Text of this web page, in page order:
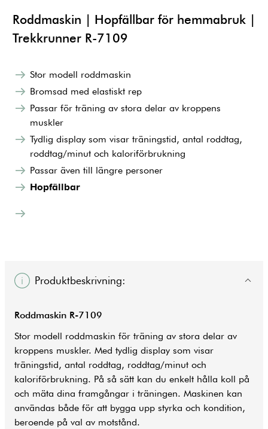
Roddmaskin | Hopfällbar för hemmabruk |
Trekkrunner R-7109
Stor modell roddmaskin
Bromsad med elastiskt rep
Passar för träning av stora delar av kroppens
muskler
Tydlig display som visar träningstid, antal roddtag,
roddtag/minut och kaloriförbrukning
Passar även till längre personer
Hopfällbar
Produktbeskrivning:
Roddmaskin R-7109
Stor modell roddmaskin för träning av stora delar av
kroppens muskler. Med tydlig display som visar
träningstid, antal roddtag, roddtag/minut och
kaloriförbrukning. På så sätt kan du enkelt hålla koll på
och mäta dina framgångar i träningen. Maskinen kan
användas både för att bygga upp styrka och kondition,
beroende på val av motstånd.